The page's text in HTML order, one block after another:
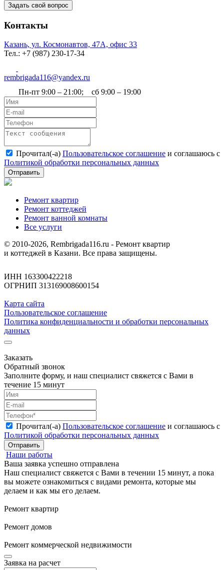
Задать свой вопрос
Контакты
Казань, ул. Космонавтов, 47А, офис 33
Тел.: +7 (987) 230‑17-34
rembrigada116@yandex.ru
Пн-пт 9:00 – 21:00; сб 9:00 – 19:00
Прочитал(-а) Пользовательское соглашение и соглашаюсь с
Политикой обработки персональных данных
Отправить
Ремонт квартир
Ремонт коттеджей
Ремонт ванной комнаты
Все услуги
© 2010-2026, Rembrigada116.ru - Ремонт квартир
и коттеджей в Казани. Все права защищены.
ИНН 163300422218
ОГРНИП 313169008600154
Карта сайта
Пользовательское соглашение
Политика конфиденциальности и обработки персональных
данных
Заказать
Обратный звонок
Заполните форму, и наш специалист свяжется с Вами в
течение 15 минут
Прочитал(-а) Пользовательское соглашение и соглашаюсь с
Политикой обработки персональных данных
Отправить
Наши работы
Ваша заявка успешно отправлена
Наш специалист свяжется с Вами в течении 15 минут, а пока
вы можете ознакомиться с видами ремонта, которые мы
делаем и как мы его делаем.
Ремонт квартир
Ремонт домов
Ремонт коммерческой недвижимости
Заявка на расчет